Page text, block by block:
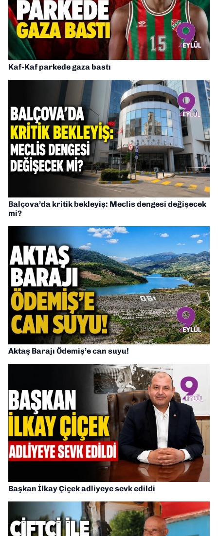
Kaf-Kaf parkede gaza bastı
Balçova’da kritik bekleyiş: Meclis dengesi değişecek
mi?
Aktaş Barajı Ödemiş’e can suyu!
Başkan İlkay Çiçek adliyeye sevk edildi